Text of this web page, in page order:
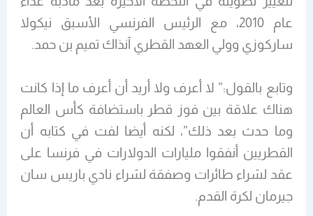
عام 2010، مع الرئيس الفرنسي الأسبق نيكولا
ساركوزي وولي العهد القطري آنذاك تميم بن حمد.
وتابع بالقول:” لا أعرف ولا أريد أن أعرف ما إذا كانت
هناك علاقة بين فوز قطر باستضافة كأس العالم
وما حدث بعد ذلك”، لكنه أيضا لفت في كتابه أن
القطريين أنفقوا مليارات الدولارات في فرنسا على
عقد لشراء طائرات وصفقة لشراء نادي باريس سان
جيرمان لكرة القدم.